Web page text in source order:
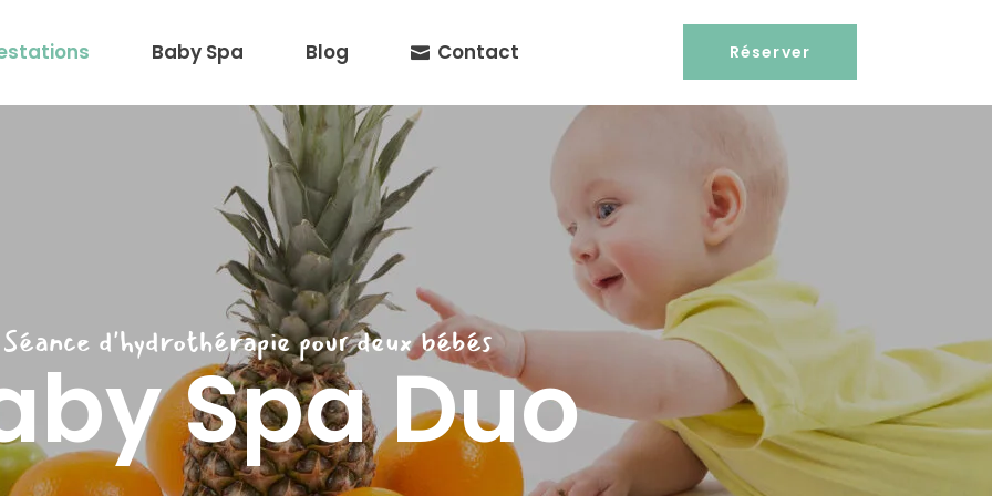
Réserver
Baby Spa Blog Contact
Séance d'hydrothérapie pour deux bébés
Spa Duo